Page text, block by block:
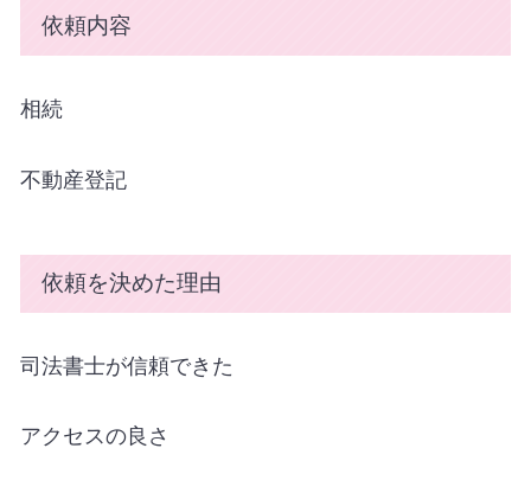
依頼内容
相続
不動産登記
依頼を決めた理由
司法書士が信頼できた
アクセスの良さ